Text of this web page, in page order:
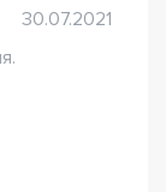
30.07.2021